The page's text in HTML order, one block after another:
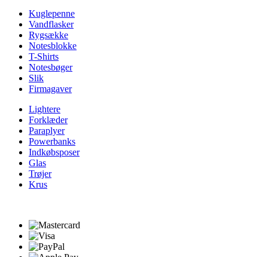
Kuglepenne
Vandflasker
Rygsække
Notesblokke
T-Shirts
Notesbøger
Slik
Firmagaver
Lightere
Forklæder
Paraplyer
Powerbanks
Indkøbsposer
Glas
Trøjer
Krus